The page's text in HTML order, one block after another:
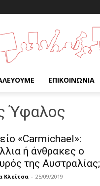
ΕΠΙΚΟΙΝΩΝΊΑ
Ύφαλος
«Carmichael»:
ή άνθρακες ο
της Αυστραλίας;
Κλείτσα - 25/09/2019